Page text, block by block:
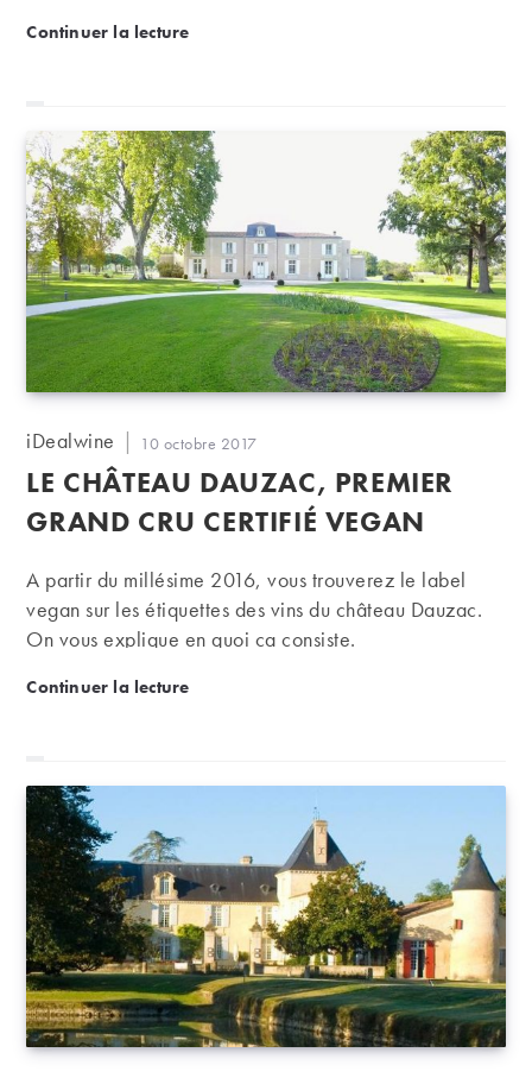
font défaut dans certaines régions ou appellations,
Continuer la lectureMillésime 2017 : une récolte historiquement basse
Auteur/autrice
la
publication :
iDealwine
Publication
publiée :
10 octobre 2017
LE CHÂTEAU DAUZAC, PREMIER
GRAND CRU CERTIFIÉ VEGAN
A partir du millésime 2016, vous trouverez le label
vegan sur les étiquettes des vins du château Dauzac.
On vous explique en quoi ça consiste.
Continuer la lectureLe château Dauzac, premier grand cru certifié